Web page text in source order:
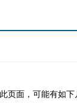
页面，可能有如下